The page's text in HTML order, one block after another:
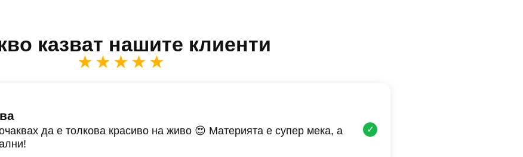
казват нашите клиенти
★★★★★
да е толкова красиво на живо 😍 Материята е супер мека, а
✓